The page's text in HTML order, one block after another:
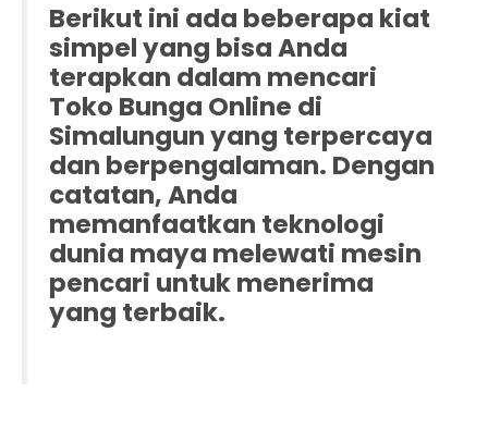
Berikut ini ada beberapa kiat
simpel yang bisa Anda
terapkan dalam mencari
Toko Bunga Online di
Simalungun yang terpercaya
dan berpengalaman. Dengan
catatan, Anda
memanfaatkan teknologi
dunia maya melewati mesin
pencari untuk menerima
yang terbaik.